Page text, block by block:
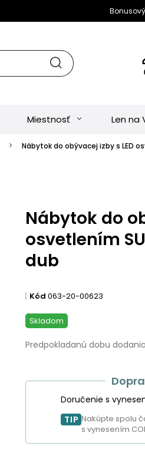
Miestnosť Len na
Nábytok do obývacej izby s LED
Nábytok do
osvetlením
dub
Kód 063-20-00623
Skladom
Predpokladanú dobu
Doručenie s
TIP Nakúpte spolu
s vynesením